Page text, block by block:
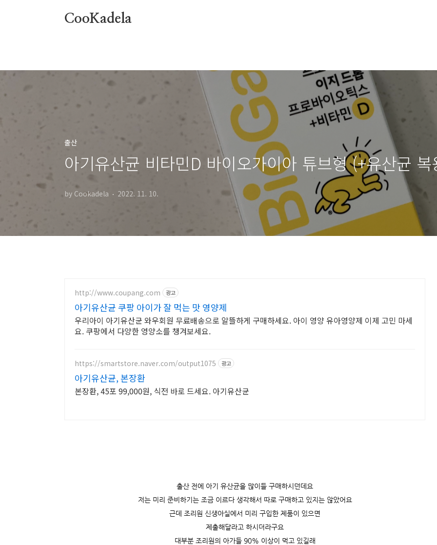
CooKadela
출산
아기유산균 비타민D 바이오가이아 튜브형 (+유산균
by Cookadela 2022. 11. 10.
http://www.coupang.com 광고
아기유산균 쿠팡 아이가 잘 먹는 맛 영양제
우리아이 아기유산균 와우회원 무료배송으로 알뜰하게 구매하세요. 아이 영양 유아영양제 이제 고민 마세
요. 쿠팡에서 다양한 영양소를 챙겨보세요.
https://smartstore.naver.com/output1075 광고
아기유산균, 본장환
본장환, 45포 99,000원, 식전 바로 드세요. 아기유산균
출산 전에 아기 유산균을 많이들 구매하시던데요
저는 미리 준비하기는 조금 이르다 생각해서 따로 구매하고 있지는 않았어요
근데 조리원 신생아실에서 미리 구입한 제품이 있으면
제출해달라고 하시더라구요
대부분 조리원의 아가들 90% 이상이 먹고 있길래